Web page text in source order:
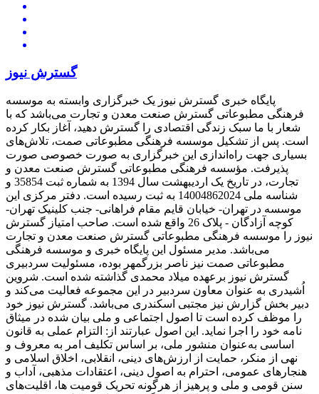
گسترش نیوز
پایگاه خبری گسترش نیوز یک خبرگزاری وابسته به موسسه
فرهنگی مطبوعاتی گسترش صنعت معدن و تجارت می‌باشد که با
شعار با ما سبک زندگی اقتصادی را گسترش دهید، آغاز بکار کرده
است. پس از تشکیل موسسه فرهنگی مطبوعاتی صمت، تلاش‌های
بسیاری جهت راه‌اندازی این خبرگزاری به صورت خصوصی صورت
پذیرفت. مؤسسه فرهنگی مطبوعاتی گسترش صنعت معدن و
تجارت، در تاریخ یک اردیبهشت سال 1394 به شماره ثبت 35854 و
شناسه ملی 14004862024 به ثبت رسیده است. دفتر مرکزی این
موسسه در تهران- خیابان قایم مقام فراهانی- جنب کلینیک تهران-
کوچه آزادگان - پلاک 26 واقع شده است. صاحب امتیاز گسترش
نیوز را موسسه فرهنگی مطبوعاتی گسترش صنعت معدن و تجارت
می‌باشد. مدیر مسئول این پایگاه خبری و موسسه فرهنگی
مطبوعاتی صمت نیز ناصر بزرگمهر بوده، مسئولیت سردبیری
گسترش نیوز برعهده میلاد محمدی گذاشته شده است. شروین
اُشیدری به عنوان معاون سردبیر در این مجموعه فعالیت می‌کند و
دبیر بخش گزارش نیز مجتبی اسکندری می‌باشد. گسترش نیوز خود
را موظف کرده است تا اصول اجتماعی و ملی بیان شده در میثاق
نامه خود را اجرا نماید. این اصول عبارتند از: التزام عملی به قانون
اساسی به‌عنوان منشور ملی، بر اساس تکلیف امر به‌ معروف و
نهی از منکر، حمایت از ارزش‌های دینی، انقلابی، اخلاق اسلامی و
هنجارهای عمومی، احترام به اصول دینی، اعتقادات مذهبی، آداب و
سنن قومی و ملی و ‌پرهیز از هرگونه تحریک قومیت ‌ها، اقلیت‌های